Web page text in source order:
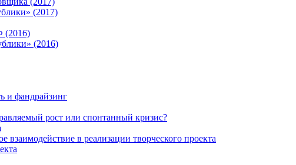
(2017)
(2016)
(2016)
и фандрайзинг
рост или спонтанный кризис?
взаимодействие в реализации творческого проекта